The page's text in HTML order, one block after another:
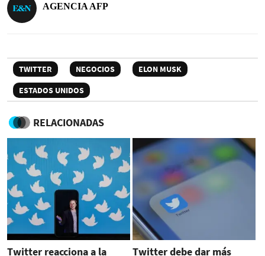
AGENCIA AFP
TWITTER NEGOCIOS
ELON MUSK
ESTADOS UNIDOS
RELACIONADAS
Twitter reacciona a la
Twitter debe dar más